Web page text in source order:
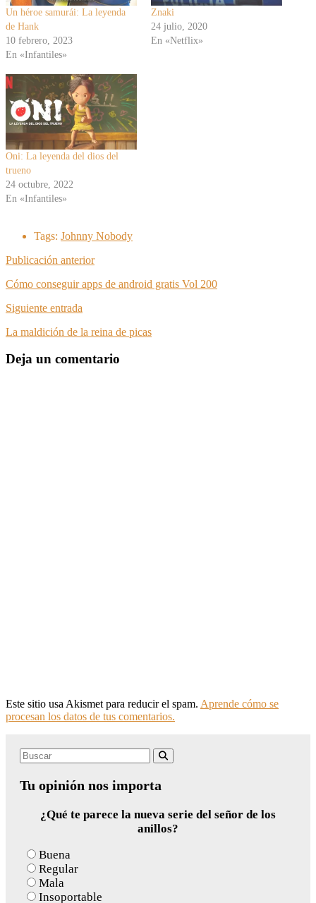
Un héroe samurái: La leyenda
de Hank
10 febrero, 2023
En «Infantiles»
Znaki
24 julio, 2020
En «Netflix»
Oni: La leyenda del dios del
trueno
24 octubre, 2022
En «Infantiles»
Tags: Johnny Nobody
Publicación anterior
Cómo conseguir apps de android gratis Vol 200
Siguiente entrada
La maldición de la reina de picas
Deja un comentario
Este sitio usa Akismet para reducir el spam. Aprende cómo se
procesan los datos de tus comentarios.
Search
Tu opinión nos importa
¿Qué te parece la nueva serie del señor de los
anillos?
Buena
Regular
Mala
Insoportable